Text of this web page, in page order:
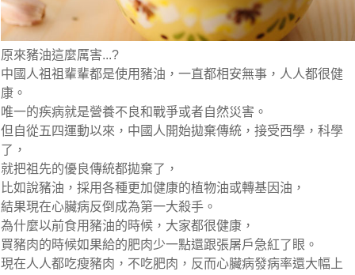
原來豬油這麼厲害...?
中國人祖祖輩輩都是使用豬油，一直都相安無事，人人都很健
康。
唯一的疾病就是營養不良和戰爭或者自然災害。
但自從五四運動以來，中國人開始拋棄傳統，接受西學，科學
了，
就把祖先的優良傳統都拋棄了，
比如說豬油，採用各種更加健康的植物油或轉基因油，
結果現在心臟病反倒成為第一大殺手。
為什麼以前食用豬油的時候，大家都很健康，
買豬肉的時候如果給的肥肉少一點還跟張屠戶急紅了眼。
現在人人都吃瘦豬肉，不吃肥肉，反而心臟病發病率還大幅上